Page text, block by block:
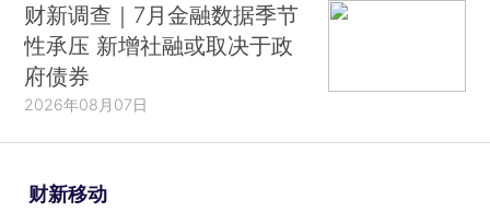
财新调查｜7月金融数据季节
性承压 新增社融或取决于政
府债券
2026年08月07日
财新移动